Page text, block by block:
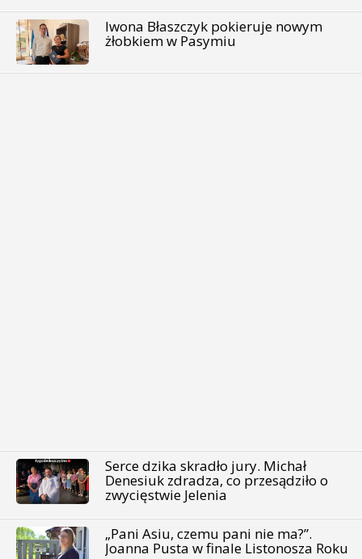
Iwona Błaszczyk pokieruje nowym
żłobkiem w Pasymiu
Serce dzika skradło jury. Michał
Denesiuk zdradza, co przesądziło o
zwycięstwie Jelenia
„Pani Asiu, czemu pani nie ma?”.
Joanna Pusta w finale Listonosza Roku